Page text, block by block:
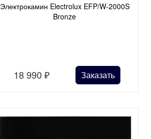
Электрокамин Electrolux EFP/W-2000S
Bronze
18 990 ₽ Заказать